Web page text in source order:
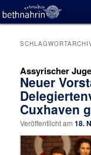
Assyrischer
Neuer
Cuxhaven
Veröffentlicht am18.